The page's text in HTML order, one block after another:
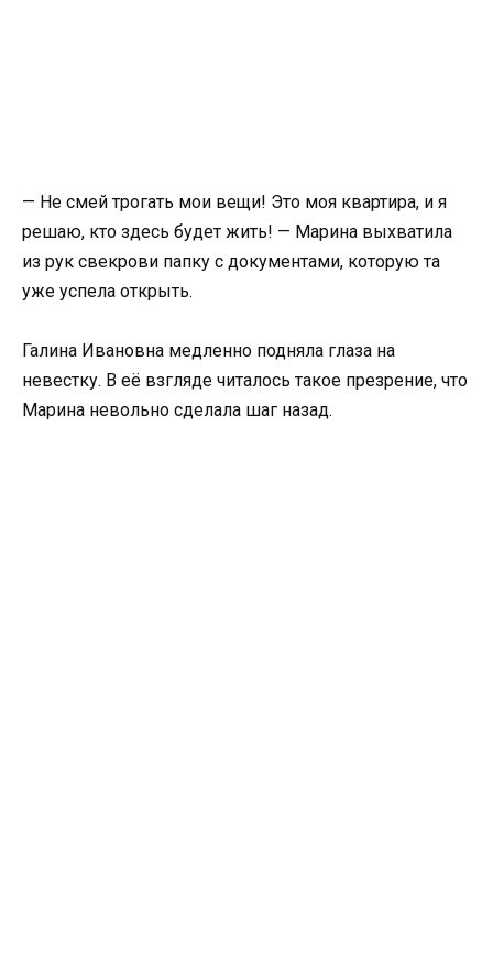
— Не смей трогать мои вещи! Это моя квартира, и я
решаю, кто здесь будет жить! — Марина выхватила
из рук свекрови папку с документами, которую та
уже успела открыть.
Галина Ивановна медленно подняла глаза на
невестку. В её взгляде читалось такое презрение, что
Марина невольно сделала шаг назад.